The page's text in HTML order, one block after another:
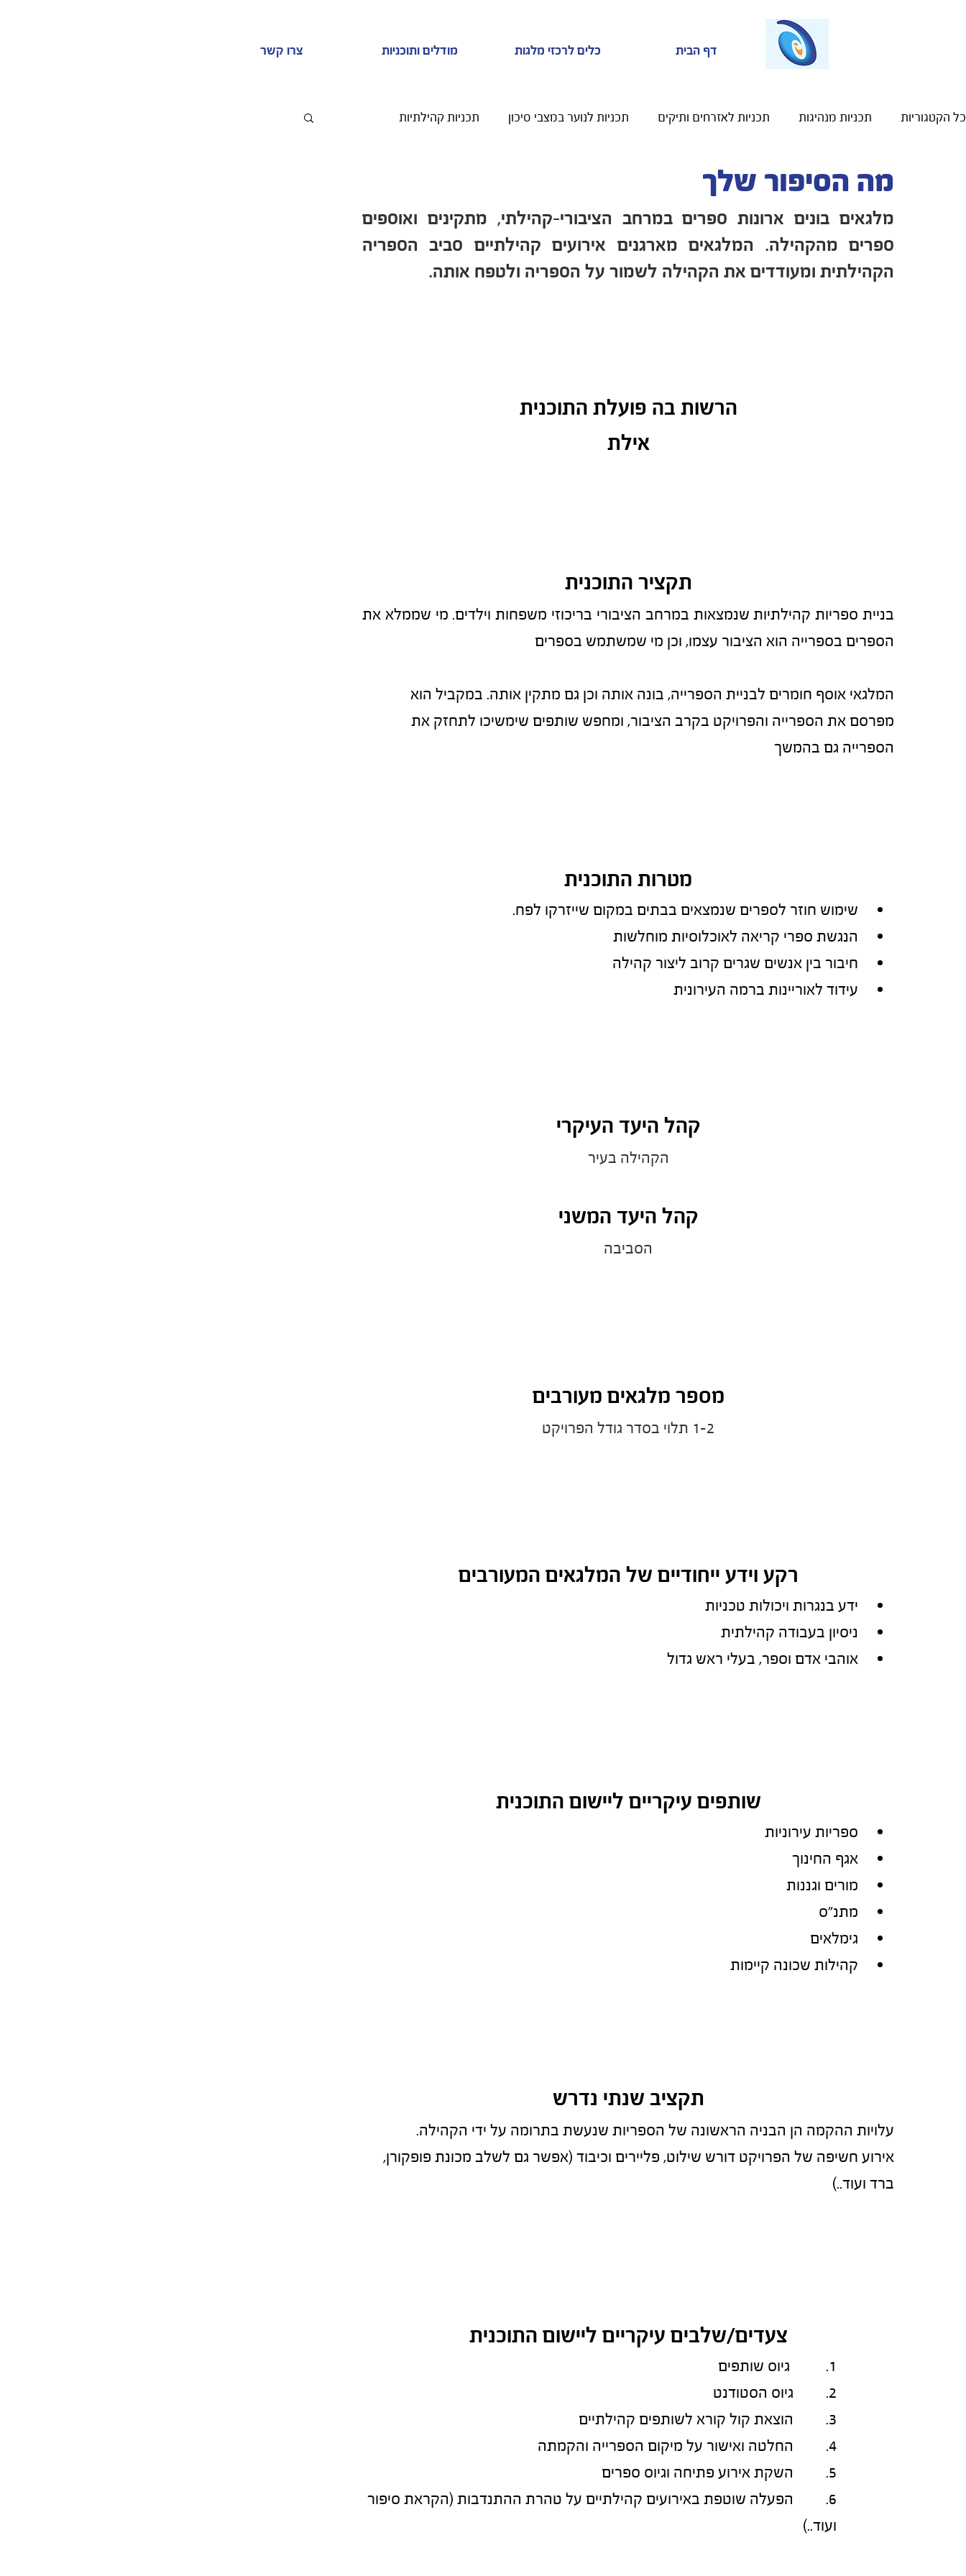
דף הבית כלים לרכזי מלגות מודלים ותוכניות צרו קשר
כל הקטגוריות תכניות מנהיגות תכניות לאזרחים ותיקים תכניות לנוער במצבי סיכון תכניות קהילתיות
תכניות למועצות אזוריות קידום השכלה ותעסוקה
מה הסיפור שלך
הקהילתית ומעודדים את הקהילה לשמור על הספריה ולטפח אותה.
הרשות בה פועלת התוכנית
אילת
תקציר התוכנית
הספרים בספרייה הוא הציבור עצמו, וכן מי שמשתמש בספרים
המלגאי אוסף חומרים לבניית הספרייה, בונה אותה וכן גם מתקין אותה. במקביל הוא
מפרסם את הספרייה והפרויקט בקרב הציבור, ומחפש שותפים שימשיכו לתחזק את
הספרייה גם בהמשך
מטרות התוכנית
שימוש חוזר לספרים שנמצאים בבתים במקום שייזרקו לפח.
הנגשת ספרי קריאה לאוכלוסיות מוחלשות
חיבור בין אנשים שגרים קרוב ליצור קהילה
עידוד לאוריינות ברמה העירונית
קהל היעד העיקרי
הקהילה בעיר
קהל היעד המשני
הסביבה
מספר מלגאים מעורבים
1-2 תלוי בסדר גודל הפרויקט
רקע וידע ייחודיים של המלגאים המעורבים
ידע בנגרות ויכולות טכניות
ניסיון בעבודה קהילתית
אוהבי אדם וספר, בעלי ראש גדול
שותפים עיקריים ליישום התוכנית
ספריות עירוניות
אגף החינוך
מורים וגננות
מתנ"ס
גימלאים
קהילות שכונה קיימות
תקציב שנתי נדרש
עלויות ההקמה הן הבניה הראשונה של הספריות שנעשת בתרומה על ידי הקהילה.
אירוע חשיפה של הפרויקט דורש שילוט, פליירים וכיבוד (אפשר גם לשלב מכונת פופקורן,
ברד ועוד..)
צעדים/שלבים עיקריים ליישום התוכנית
1.          גיוס שותפים
2.         גיוס הסטודנט
3.         הוצאת קול קורא לשותפים קהילתיים
4.         החלטה ואישור על מיקום הספרייה והקמתה
5.         השקת אירוע פתיחה וגיוס ספרים
6.         הפעלה שוטפת באירועים קהילתיים על טהרת ההתנדבות (הקראת סיפור
ועוד..)